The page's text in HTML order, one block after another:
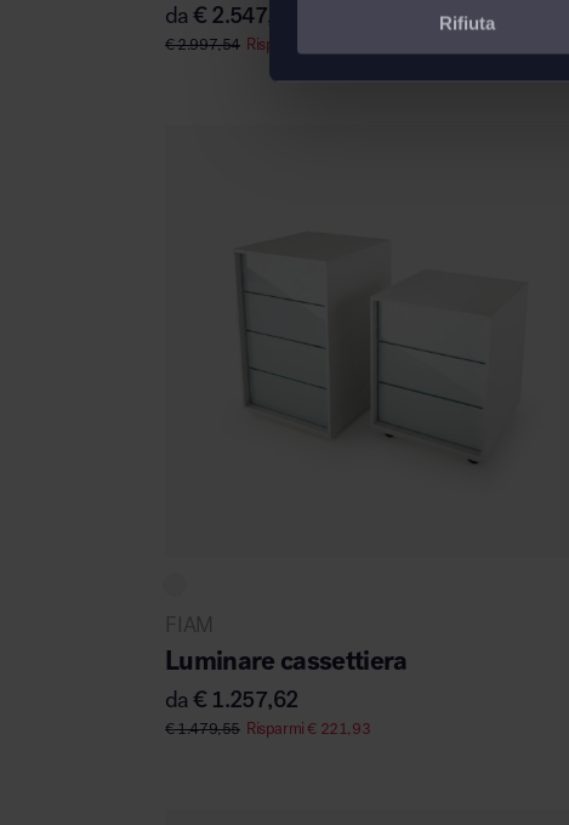
Rifiuta
da€ 2.547,91
€2.997,54 Risparmi
FIAM
Luminare cassettiera
da€ 1.257,62
€1.479,55 Risparmi€ 221,93